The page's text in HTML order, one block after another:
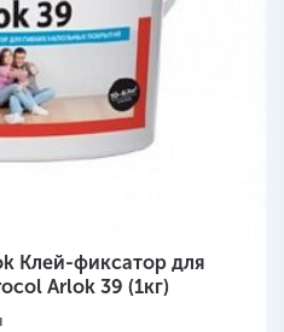
Клей-фиксатор для
Arlok 39 (1кг)